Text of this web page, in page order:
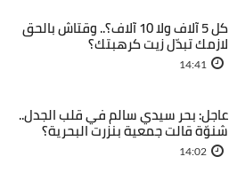
كل 5 آلاف ولا 10 آلاف؟.. وقتاش بالحق
لازمك تبدّل زيت كرهبتك؟
14:41
عاجل: بحر سيدي سالم في قلب الجدل..
شنوّة قالت جمعية بنزرت البحرية؟
14:02